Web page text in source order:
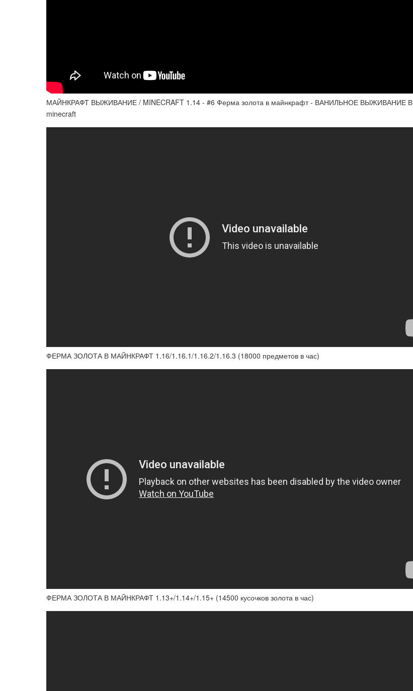
МАЙНКРАФТ ВЫЖИВАНИЕ / MINECRAFT 1.14 - #6 Ферма золота в майнкрафт - ВАНИЛЬНОЕ ВЫЖИВАНИЕ В
minecraft
ФЕРМА ЗОЛОТА В МАЙНКРАФТ 1.16/1.16.1/1.16.2/1.16.3 (18000 предметов в час)
ФЕРМА ЗОЛОТА В МАЙНКРАФТ 1.13+/1.14+/1.15+ (14500 кусочков золота в час)